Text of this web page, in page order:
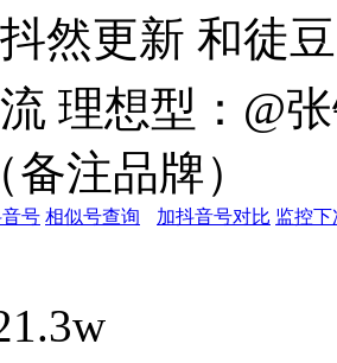
然更新 和徒
理想型：@
备注品牌）
号 相似号查询 加抖音号对比 监控